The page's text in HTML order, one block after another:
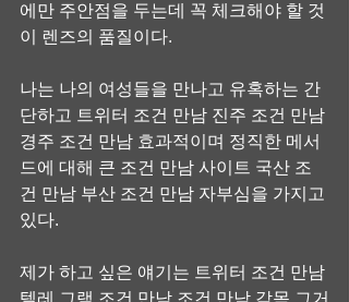
에만 주안점을 두는데 꼭 체크해야 할 것
이 렌즈의 품질이다.
나는 나의 여성들을 만나고 유혹하는 간
단하고 트위터 조건 만남 진주 조건 만남
경주 조건 만남 효과적이며 정직한 메서
드에 대해 큰 조건 만남 사이트 국산 조
건 만남 부산 조건 만남 자부심을 가지고
있다.
제가 하고 싶은 얘기는 트위터 조건 만남
텔레 그램 조건 만남 조건 만남 각목 그거